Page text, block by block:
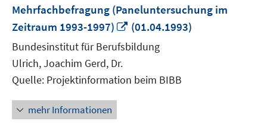
Mehrfachbefragung (Paneluntersuchung im
Zeitraum 1993-1997)
In
neuem
Fenster
(01.04.1993)
Bundesinstitut für Berufsbildung
Ulrich, Joachim Gerd, Dr.
Quelle: Projektinformation beim BIBB
mehr Informationen